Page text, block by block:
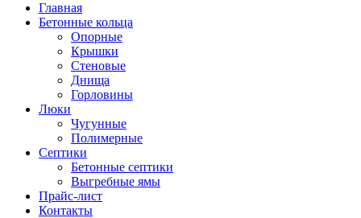
Главная
Бетонные кольца
Опорные
Крышки
Стеновые
Днища
Горловины
Люки
Чугунные
Полимерные
Септики
Бетонные септики
Выгребные ямы
Прайс-лист
Контакты